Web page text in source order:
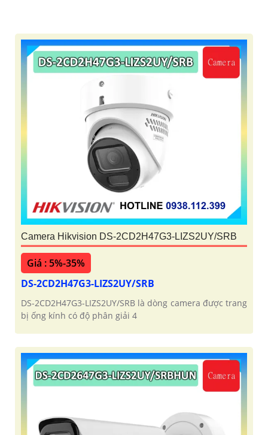
Camera Hikvision DS-2CD2H47G3-LIZS2UY/SRB
Giá : 5%-35%
DS-2CD2H47G3-LIZS2UY/SRB
DS-2CD2H47G3-LIZS2UY/SRB là dòng camera được trang
bị ống kính có độ phân giải 4